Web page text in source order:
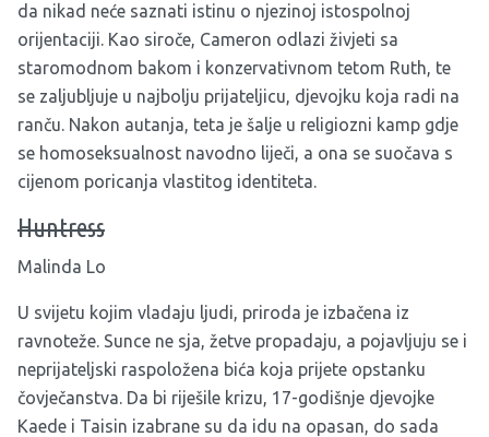
da nikad neće saznati istinu o njezinoj istospolnoj
orijentaciji. Kao siroče, Cameron odlazi živjeti sa
staromodnom bakom i konzervativnom tetom Ruth, te
se zaljubljuje u najbolju prijateljicu, djevojku koja radi na
ranču. Nakon autanja, teta je šalje u religiozni kamp gdje
se homoseksualnost navodno liječi, a ona se suočava s
cijenom poricanja vlastitog identiteta.
Huntress
Malinda Lo
U svijetu kojim vladaju ljudi, priroda je izbačena iz
ravnoteže. Sunce ne sja, žetve propadaju, a pojavljuju se i
neprijateljski raspoložena bića koja prijete opstanku
čovječanstva. Da bi riješile krizu, 17-godišnje djevojke
Kaede i Taisin izabrane su da idu na opasan, do sada